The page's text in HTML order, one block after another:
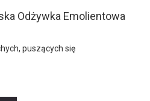
Odżywka Emolientowa
puszących się